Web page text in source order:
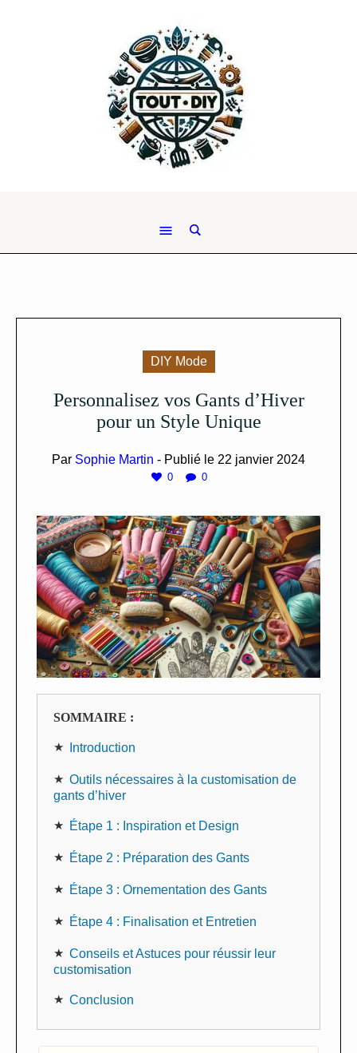
DIY Mode
Personnalisez vos Gants d’Hiver
pour un Style Unique
Par Sophie Martin - Publié le 22 janvier 2024
0 0
SOMMAIRE :
Introduction
Outils nécessaires à la customisation de
gants d’hiver
Étape 1 : Inspiration et Design
Étape 2 : Préparation des Gants
Étape 3 : Ornementation des Gants
Étape 4 : Finalisation et Entretien
Conseils et Astuces pour réussir leur
customisation
Conclusion